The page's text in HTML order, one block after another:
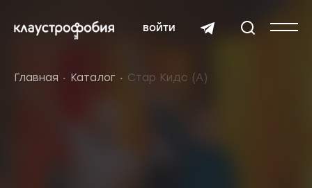
войти
Главная Каталог Стар Кидс (А)